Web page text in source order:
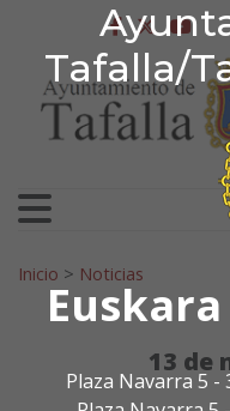
Tafalla/
Euskara
Plaza Navarra 5 -
Ir al contenidofacebook
Search for:
Inicio > Noticias
13 de